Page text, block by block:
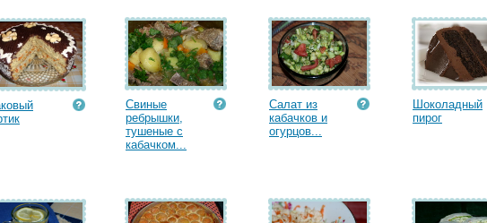
Свиные
ребрышки,
тушеные с
кабачком...
Салат из
кабачков и
огурцов...
Шоколадный
пирог